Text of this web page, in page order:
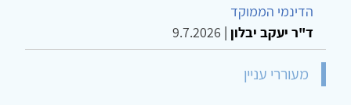
הדינמי הממוקד
ד"ר יעקב יבלון |
9.7.2026
מעוררי עניין